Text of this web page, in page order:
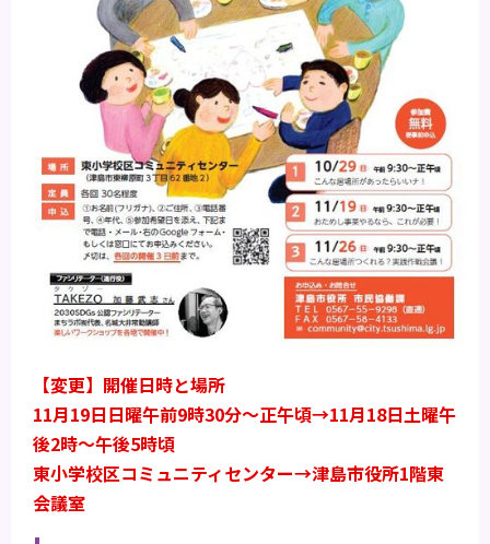
【変更】開催日時と場所
11月19日日曜午前9時30分～正午頃→11月18日土曜午
後2時～午後5時頃
東小学校区コミュニティセンター→津島市役所1階東
会議室